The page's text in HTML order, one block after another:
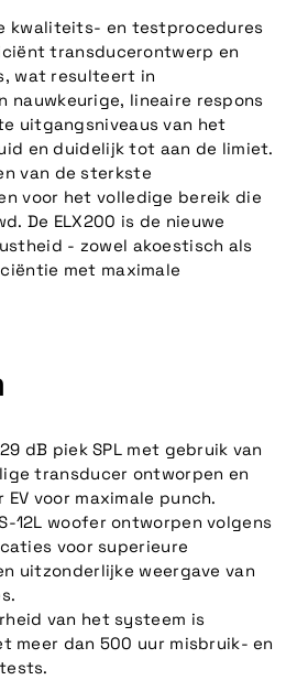
kwaliteits- en testprocedures
transducerontwerp en
wat resulteert in
nauwkeurige, lineaire respons
uitgangsniveaus van het
en duidelijk tot aan de limiet.
van de sterkste
voor het volledige bereik die
De ELX200 is de nieuwe
- zowel akoestisch als
met maximale
dB piek SPL met gebruik van
transducer ontworpen en
voor maximale punch.
12L woofer ontworpen volgens
voor superieure
uitzonderlijke weergave van
van het systeem is
meer dan 500 uur misbruik- en